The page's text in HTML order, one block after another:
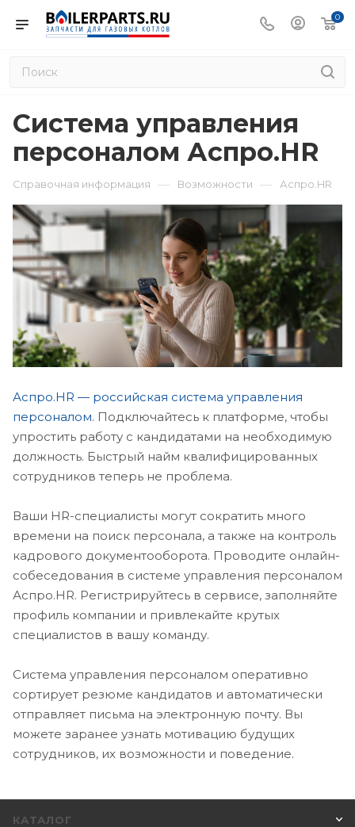
0
Система управления
персоналом Аспро.HR
Справочная информация — Возможности — Аспро.HR
Аспро.HR — российская система управления
персоналом. Подключайтесь к платформе, чтобы
упростить работу с кандидатами на необходимую
должность. Быстрый найм квалифицированных
сотрудников теперь не проблема.
Ваши HR-специалисты могут сократить много
времени на поиск персонала, а также на контроль
кадрового документооборота. Проводите онлайн-
собеседования в системе управления персоналом
Аспро.HR. Регистрируйтесь в сервисе, заполняйте
профиль компании и привлекайте крутых
специалистов в вашу команду.
Система управления персоналом оперативно
сортирует резюме кандидатов и автоматически
отправляет письма на электронную почту. Вы
можете заранее узнать мотивацию будущих
сотрудников, их возможности и поведение.
КАТАЛОГ